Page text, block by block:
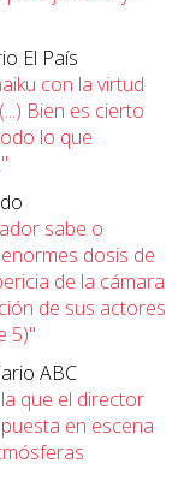
El País
con la virtud
Bien es cierto
lo que
sabe o
dosis de
de la cámara
de sus actores
5)"
ABC
que el director
en escena